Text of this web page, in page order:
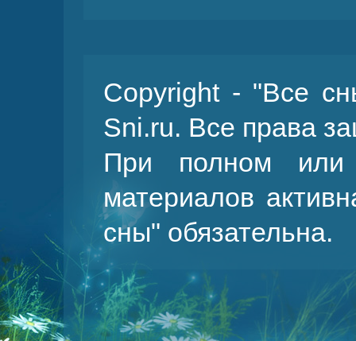
Copyright - "Все
Sni.ru. Все права
При полном или
материалов
сны" обязательна.